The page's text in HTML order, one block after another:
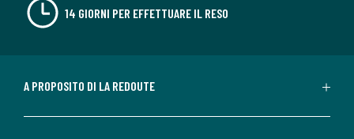
14 GIORNI PER EFFETTUARE IL RESO
A PROPOSITO DI LA REDOUTE